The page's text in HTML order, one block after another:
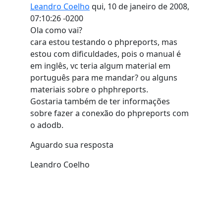
Leandro Coelho qui, 10 de janeiro de 2008,
07:10:26 -0200
Ola como vai?
cara estou testando o phpreports, mas
estou com dificuldades, pois o manual é
em inglês, vc teria algum material em
português para me mandar? ou alguns
materiais sobre o phphreports.
Gostaria também de ter informações
sobre fazer a conexão do phpreports com
o adodb.
Aguardo sua resposta
Leandro Coelho